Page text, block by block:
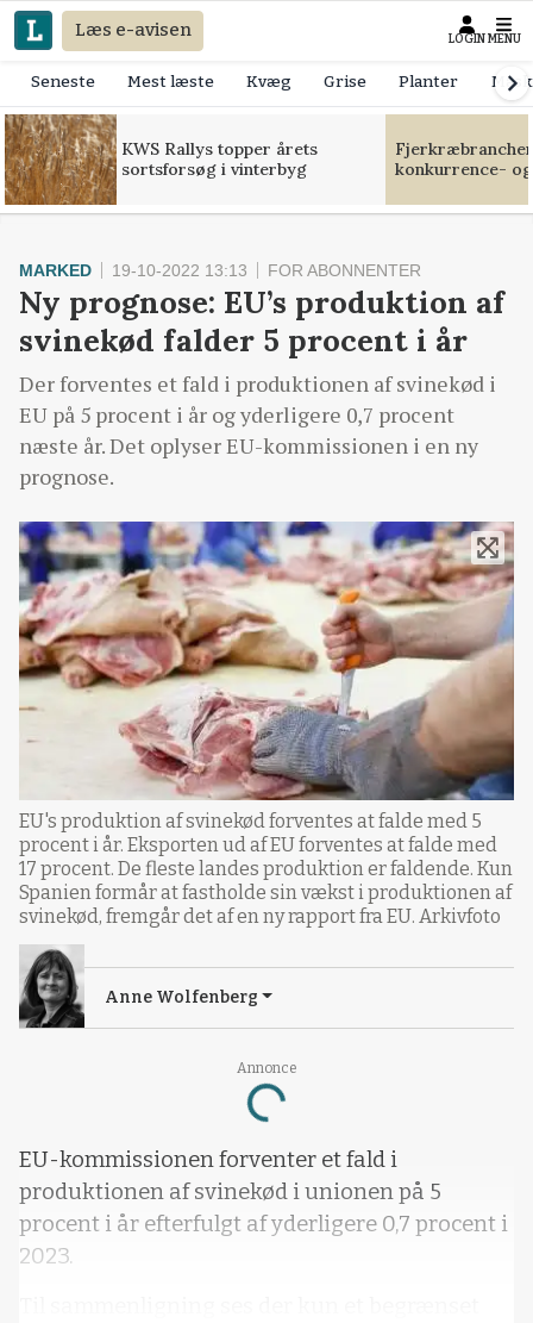
Læs e-avisen LOGIN MENU
Seneste Mest læste Kvæg Grise Planter
KWS Rallys topper årets
sortsforsøg i vinterbyg
konkurrence-
Annonce
Loading...
MARKED 19-10-2022 13:13 FOR ABONNENTER
Ny prognose: EU’s produktion af
svinekød falder 5 procent i år
Der forventes et fald i produktionen af svinekød i
EU på 5 procent i år og yderligere 0,7 procent
næste år. Det oplyser EU-kommissionen i en ny
prognose.
EU's produktion af svinekød forventes at falde med 5
procent i år. Eksporten ud af EU forventes at falde med
17 procent. De fleste landes produktion er faldende. Kun
Spanien formår at fastholde sin vækst i produktionen af
svinekød, fremgår det af en ny rapport fra EU. Arkivfoto
Anne Wolfenberg
EU-kommissionen forventer et fald i
produktionen af svinekød i unionen på 5
procent i år efterfulgt af yderligere 0,7 procent i
2023.